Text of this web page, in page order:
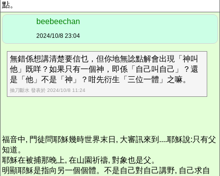
點。
beebeechan
2024/10/8 23:04
無錯係想講清楚要信乜，但你地無諗點解會出現「神叫
他」既咩？如果只有一個神，即係「自己叫自己」？還
是「他」不是「神」？咁先衍生「三位一體」之嘛。
抽刀斷水 發表於 2024/10/8 11:24
福音中, 門徒問耶穌幾時世界末日, 大審訊來到....耶穌說:只有父
知道。
耶穌在被捕那晚上, 在山園祈禱, 對象也是父。
明顯耶穌是指向另一個個體。不是自己對自己講野, 自己求自